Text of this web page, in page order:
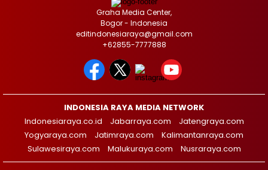
Graha Media Center,
Bogor - Indonesia
editindonesiaraya@gmail.com
+62855-7777888
INDONESIA RAYA MEDIA NETWORK
Indonesiaraya.co.id
Jabarraya.com
Jatengraya.com
Yogyaraya.com
Jatimraya.com
Kalimantanraya.com
Sulawesiraya.com
Malukuraya.com Nusraraya.com